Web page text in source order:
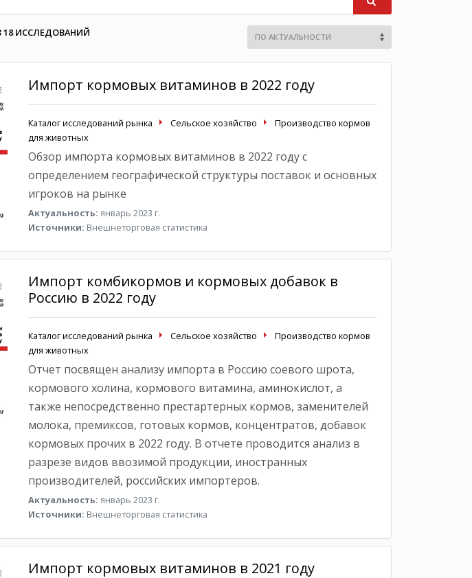
18 ИССЛЕДОВАНИЙ
Импорт кормовых витаминов в 2022 году
Каталог исследований рынка Сельское хозяйство
Производство кормов
для животных
Обзор импорта кормовых витаминов в 2022 году с
определением географической структуры поставок и основных
игроков на рынке
Актуальность: январь 2023 г.
Источники: Внешнеторговая статистика
Импорт комбикормов и кормовых добавок в
Россию в 2022 году
Каталог исследований рынка Сельское хозяйство
Производство кормов
для животных
Отчет посвящен анализу импорта в Россию соевого шрота,
кормового холина, кормового витамина, аминокислот, а
также непосредственно престартерных кормов, заменителей
молока, премиксов, готовых кормов, концентратов, добавок
кормовых прочих в 2022 году. В отчете проводится анализ в
разрезе видов ввозимой продукции, иностранных
производителей, российских импортеров.
Актуальность: январь 2023 г.
Источники: Внешнеторговая статистика
Импорт кормовых витаминов в 2021 году